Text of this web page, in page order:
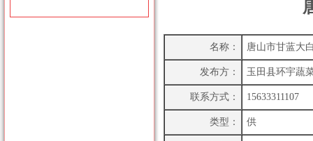
名称： 唐山市甘蓝大
发布方： 玉田县环宇蔬
联系方式： 15633311107
类型： 供